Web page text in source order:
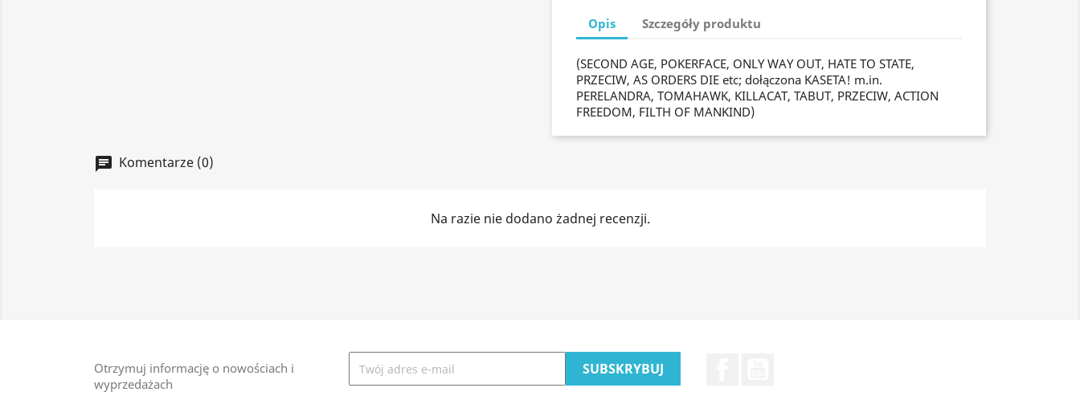
Opis Szczegóły produktu
(SECOND AGE, POKERFACE, ONLY WAY OUT, HATE TO STATE,
PRZECIW, AS ORDERS DIE etc; dołączona KASETA! m.in.
PERELANDRA, TOMAHAWK, KILLACAT, TABUT, PRZECIW, ACTION
FREEDOM, FILTH OF MANKIND)
chat Komentarze (0)
Na razie nie dodano żadnej recenzji.
Otrzymuj informację o nowościach i
wyprzedażach